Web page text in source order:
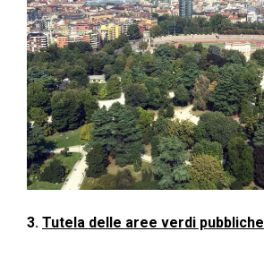
3. Tutela delle aree verdi pubbliche